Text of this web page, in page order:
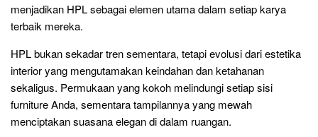
menjadikan HPL sebagai elemen utama dalam setiap karya
terbaik mereka.
HPL bukan sekadar tren sementara, tetapi evolusi dari estetika
interior yang mengutamakan keindahan dan ketahanan
sekaligus. Permukaan yang kokoh melindungi setiap sisi
furniture Anda, sementara tampilannya yang mewah
menciptakan suasana elegan di dalam ruangan.